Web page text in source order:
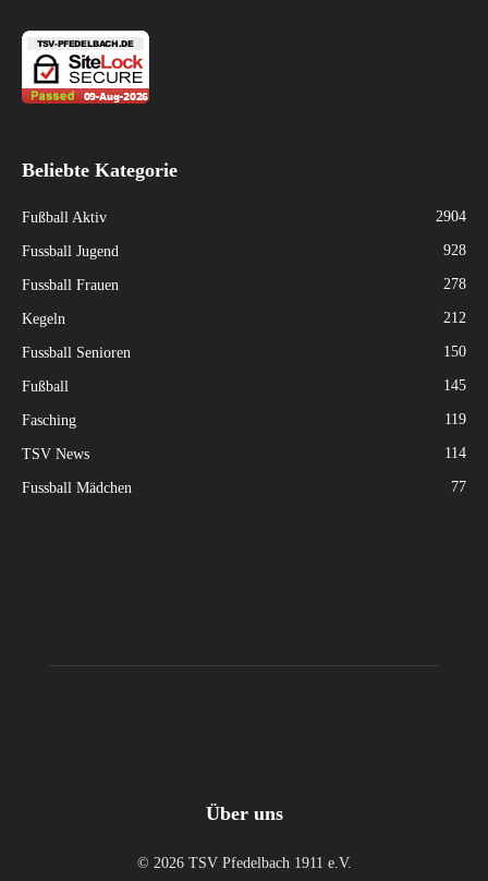
Beliebte Kategorie
Fußball Aktiv 2904
Fussball Jugend 928
Fussball Frauen 278
Kegeln 212
Fussball Senioren 150
Fußball 145
Fasching 119
TSV News 114
Fussball Mädchen 77
Über uns
© 2026 TSV Pfedelbach 1911 e.V.